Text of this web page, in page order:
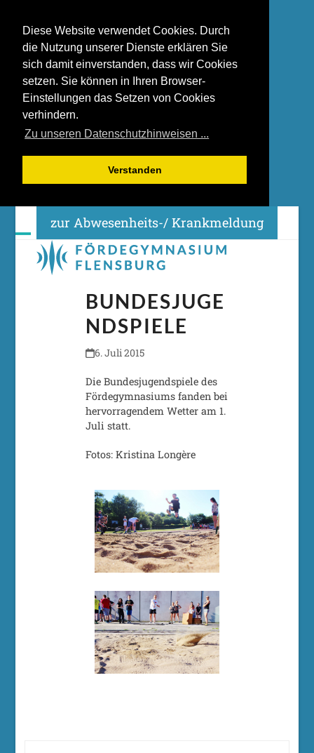
Diese Website verwendet Cookies. Durch
die Nutzung unserer Dienste erklären Sie
sich damit einverstanden, dass wir Cookies
setzen. Sie können in Ihren Browser-
Einstellungen das Setzen von Cookies
verhindern.
Zu unseren Datenschutzhinweisen ...
Verstanden
zur Abwesenheits-/ Krankmeldung
Open
mobile
Close
mobile
BUNDESJUGE
NDSPIELE
6. Juli 2015
Die Bundesjugendspiele des
Fördegymnasiums fanden bei
hervorragendem Wetter am 1.
Juli statt.
Fotos: Kristina Longère